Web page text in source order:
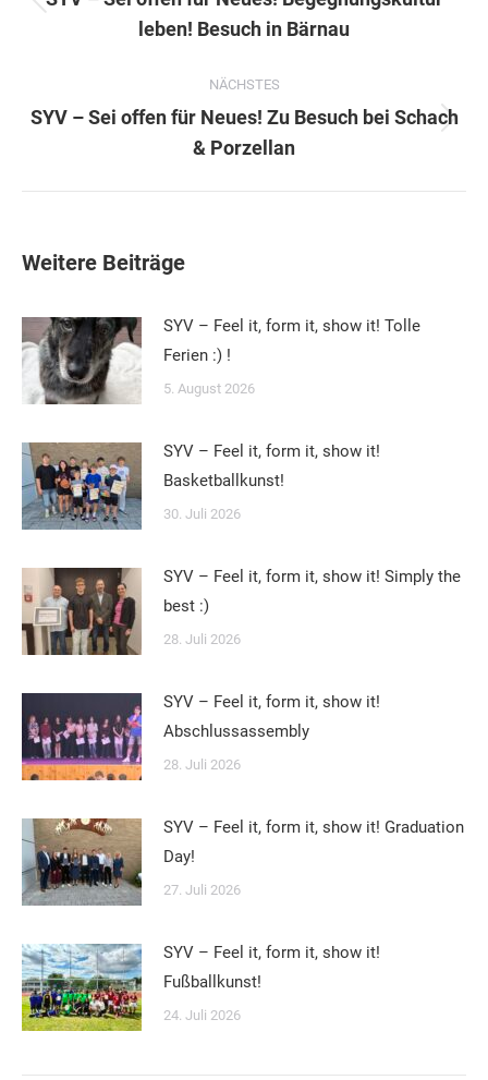
Vorheriger
Beitrag:
leben! Besuch in Bärnau
NÄCHSTES
Nächster
Beitrag:
SYV – Sei offen für Neues! Zu Besuch bei Schach
& Porzellan
Weitere Beiträge
SYV – Feel it, form it, show it! Tolle
Ferien :) !
5. August 2026
SYV – Feel it, form it, show it!
Basketballkunst!
30. Juli 2026
SYV – Feel it, form it, show it! Simply the
best :)
28. Juli 2026
SYV – Feel it, form it, show it!
Abschlussassembly
28. Juli 2026
SYV – Feel it, form it, show it! Graduation
Day!
27. Juli 2026
SYV – Feel it, form it, show it!
Fußballkunst!
24. Juli 2026